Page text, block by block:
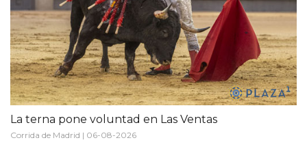
La terna pone voluntad en Las Ventas
Corrida de Madrid | 06-08-2026